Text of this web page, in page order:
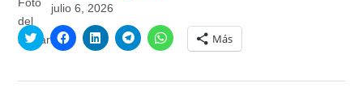
julio 6, 2026
Haz
clic
en
Haz
clic
en
Haz
clic
en
Haz
clic
en
Haz
clic
para
en
Más